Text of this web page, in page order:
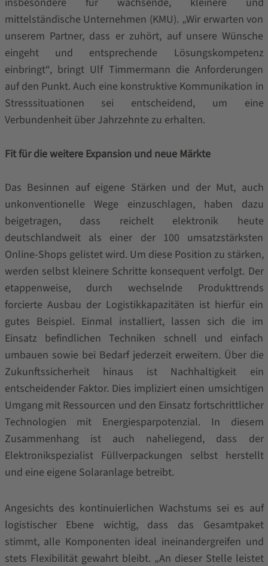
mittelständische Unternehmen (KMU). „Wir erwarten von
unserem Partner, dass er zuhört, auf unsere Wünsche
eingeht und entsprechende Lösungskompetenz
einbringt“, bringt Ulf Timmermann die Anforderungen
auf den Punkt. Auch eine konstruktive Kommunikation in
Stresssituationen sei entscheidend, um eine
Verbundenheit über Jahrzehnte zu erhalten.
Fit für die weitere Expansion und neue Märkte
Das Besinnen auf eigene Stärken und der Mut, auch
unkonventionelle Wege einzuschlagen, haben dazu
beigetragen, dass reichelt elektronik heute
deutschlandweit als einer der 100 umsatzstärksten
Online-Shops gelistet wird. Um diese Position zu stärken,
werden selbst kleinere Schritte konsequent verfolgt. Der
etappenweise, durch wechselnde Produkttrends
forcierte Ausbau der Logistikkapazitäten ist hierfür ein
gutes Beispiel. Einmal installiert, lassen sich die im
Einsatz befindlichen Techniken schnell und einfach
umbauen sowie bei Bedarf jederzeit erweitern. Über die
Zukunftssicherheit hinaus ist Nachhaltigkeit ein
entscheidender Faktor. Dies impliziert einen umsichtigen
Umgang mit Ressourcen und den Einsatz fortschrittlicher
Technologien mit Energiesparpotenzial. In diesem
Zusammenhang ist auch naheliegend, dass der
Elektronikspezialist Füllverpackungen selbst herstellt
und eine eigene Solaranlage betreibt.
Angesichts des kontinuierlichen Wachstums sei es auf
logistischer Ebene wichtig, dass das Gesamtpaket
stimmt, alle Komponenten ideal ineinandergreifen und
stets Flexibilität gewahrt bleibt. „An dieser Stelle leistet